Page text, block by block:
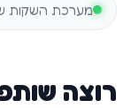
מערכת השקות
רוצה